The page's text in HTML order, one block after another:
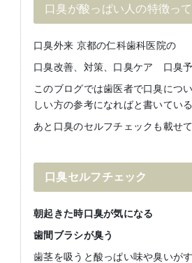
口臭が酸っぱい人の特徴って
口臭外来 京都の仁科歯科医院の
口臭改善、対策、口臭ケア 口臭
このブログでは歯医者で口臭につ
しい方の参考になればと書いてい
あと口臭のセルフチェックも載せ
口臭セルフチェック
朝起きた時口臭が気になる
歯間ブラシが臭う
歯茎を吸うと酸っぱい味や臭いが